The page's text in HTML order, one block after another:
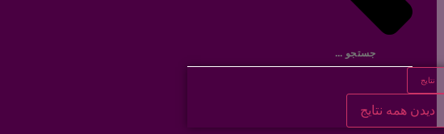
نتایج
دیدن همه نتایج